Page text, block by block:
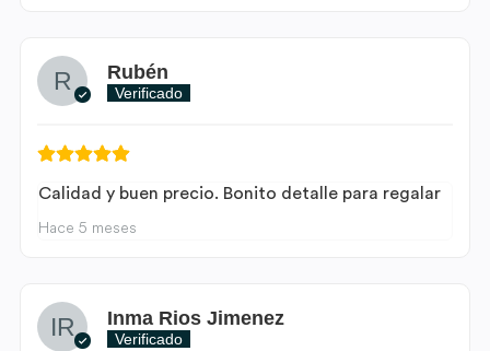
Rubén
Verificado
Calidad y buen precio. Bonito detalle para regalar
Hace 5 meses
Inma Rios Jimenez
Verificado